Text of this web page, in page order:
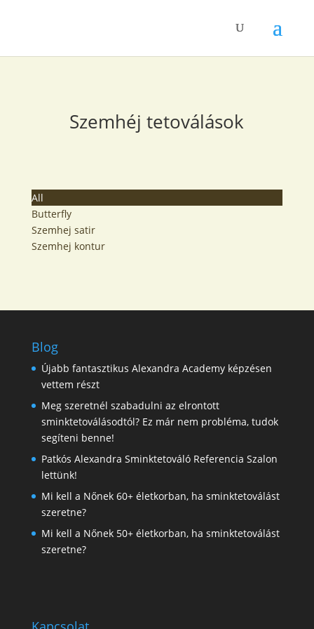
Szemhéj tetoválások
All
Butterfly
Szemhej satir
Szemhej kontur
Blog
Újabb fantasztikus Alexandra Academy képzésen
vettem részt
Meg szeretnél szabadulni az elrontott
sminktetoválásodtól? Ez már nem probléma, tudok
segíteni benne!
Patkós Alexandra Sminktetováló Referencia Szalon
lettünk!
Mi kell a Nőnek 60+ életkorban, ha sminktetoválást
szeretne?
Mi kell a Nőnek 50+ életkorban, ha sminktetoválást
szeretne?